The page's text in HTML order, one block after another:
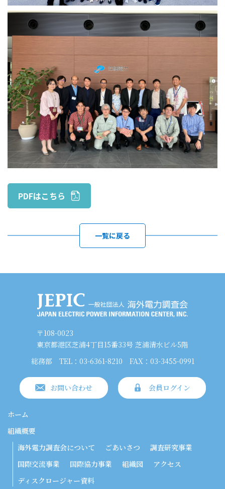
PDFはこちら
一覧に戻る
〒108-0023
東京都港区芝浦4丁目15番33号 芝浦清水ビル5階
総務部
TEL：03-6361-8210 FAX：03-3455-0991
お問い合わせ 会員ログイン
ホーム
組織概要
海外電力調査会について
ごあいさつ
調査研究事業
国際交流事業
国際協力事業 組織図
アクセス
ディスクロージャー資料